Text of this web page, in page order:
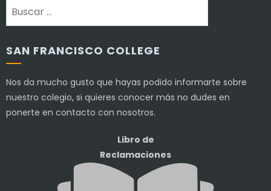
SAN FRANCISCO COLLEGE
Nos da mucho gusto que hayas podido informarte sobre
nuestro colegio, si quieres conocer más no dudes en
ponerte en contacto con nosotros.
Libro de
Reclamaciones